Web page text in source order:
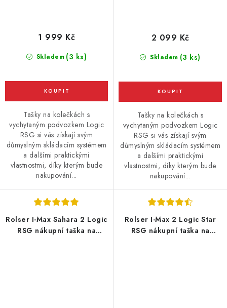
Skladem (3 ks)
1 999 Kč
Tašky na kolečkách s
vychytaným podvozkem Logic
RSG si vás získají svým
důmyslným skládacím systémem
a dalšími praktickými
vlastnostmi, díky kterým bude
nakupování...
Skladem (3 ks)
2 099 Kč
Tašky na kolečkách s
vychytaným podvozkem Logic
RSG si vás získají svým
důmyslným skládacím systémem
a dalšími praktickými
vlastnostmi, díky kterým bude
nakupování...
Rolser I-Max Sahara 2 Logic
RSG nákupní taška na
Rolser I-Max 2 Logic Star
RSG nákupní taška na